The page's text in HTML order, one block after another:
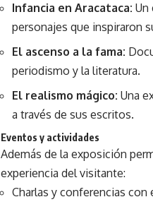
Infancia en Aracataca: Un
personajes que inspiraron
El ascenso a la fama:
periodismo y la literatura.
El realismo mágico: Una
a través de sus escritos.
Eventos y actividades
Además de la exposición
experiencia del visitante:
Charlas y conferencias